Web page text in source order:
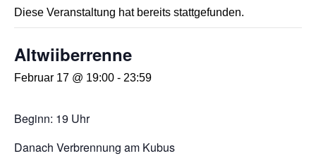
Diese Veranstaltung hat bereits stattgefunden.
Altwiiberrenne
Februar 17 @ 19:00 - 23:59
Beginn: 19 Uhr
Danach Verbrennung am Kubus